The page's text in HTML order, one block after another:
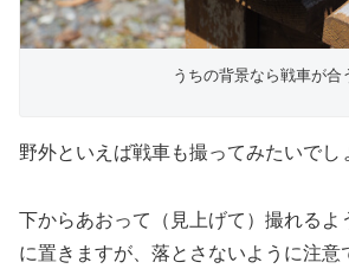
うちの背景なら戦車が合
野外といえば戦車も撮ってみたいでし
下からあおって（見上げて）撮れるよ
に置きますが、落とさないように注意